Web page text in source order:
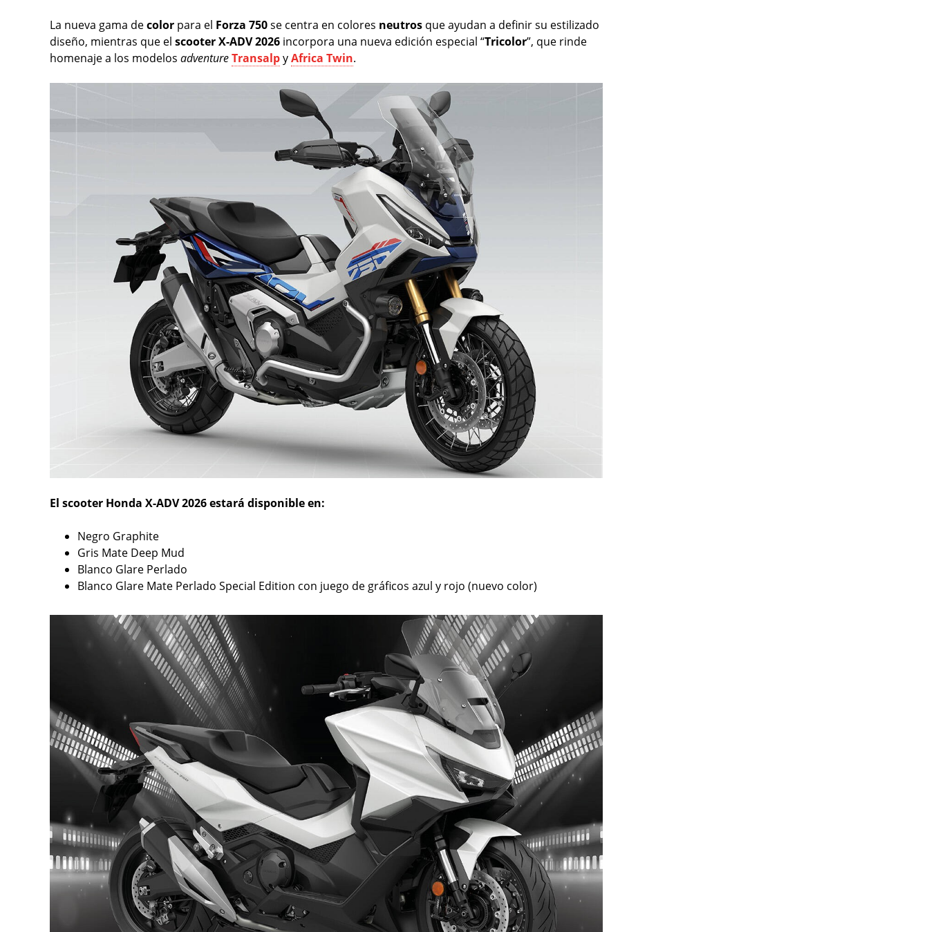
La nueva gama decolor para el Forza 750se centra en colores neutros que ayudan a definir su estilizado
diseño, mientras que el scooter X-ADV 2026 incorpora una nueva edición especial “Tricolor”, que rinde
homenaje a los modelos adventureTransalpyAfrica Twin.
El scooter Honda X-ADV 2026 estará disponible en:
Negro Graphite
Gris Mate Deep Mud
Blanco Glare Perlado
Blanco Glare Mate Perlado Special Edition con juego de gráficos azul y rojo (nuevo color)